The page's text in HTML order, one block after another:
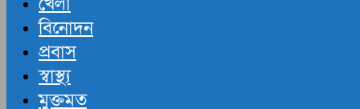
বিনোদন
প্রবাস
স্বাস্থ্য
মুক্তমত